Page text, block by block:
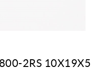
2RS 10X19X5